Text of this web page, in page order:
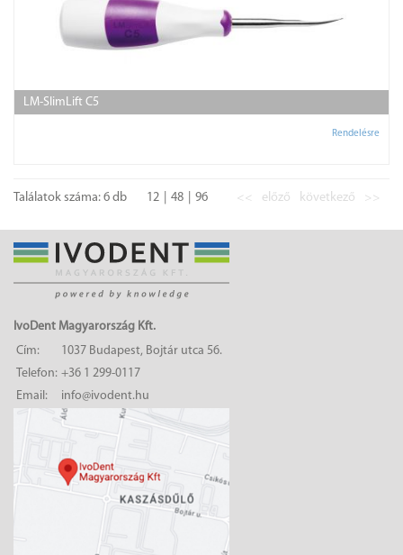
LM-SlimLift C5
Rendelésre
Találatok száma: 6 db 12 48 96 << előző következő >>
IvoDent Magyarország Kft.
Cím:
1037 Budapest, Bojtár utca 56.
Telefon: +36 1 299-0117
Email:
info@ivodent.hu